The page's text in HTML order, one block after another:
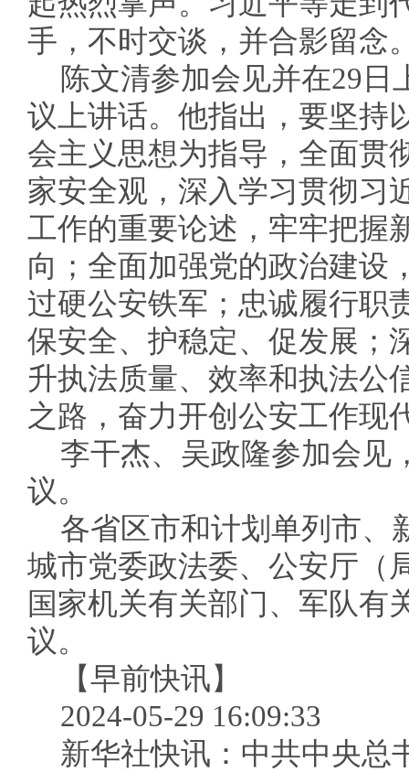
手，不时交谈，并合影留念
陈文清参加会见并在29
议上讲话。他指出，要坚持
会主义思想为指导，全面贯
家安全观，深入学习贯彻习
工作的重要论述，牢牢把握
向；全面加强党的政治建设
过硬公安铁军；忠诚履行职
保安全、护稳定、促发展；
升执法质量、效率和执法公
之路，奋力开创公安工作现
李干杰、吴政隆参加会见
议。
各省区市和计划单列市、
城市党委政法委、公安厅（
国家机关有关部门、军队有
议。
【早前快讯】
2024-05-29 16:09:33
新华社快讯：中共中央总